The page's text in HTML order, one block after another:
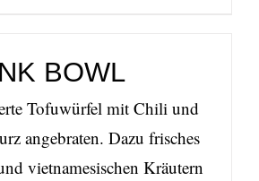
BOWL
Tofuwürfel mit Chili und
angebraten. Dazu frisches
vietnamesischen Kräutern